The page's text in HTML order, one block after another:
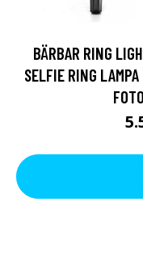
BÄRBAR RING
SELFIE RING